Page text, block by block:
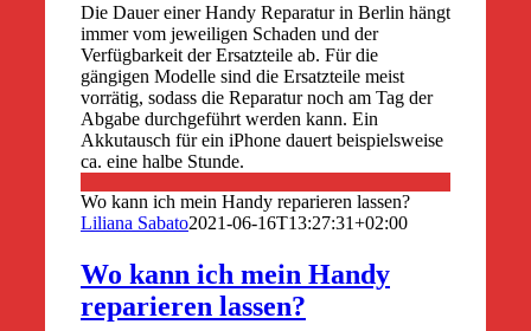
Die Dauer einer Handy Reparatur in Berlin hängt
immer vom jeweiligen Schaden und der
Verfügbarkeit der Ersatzteile ab. Für die
gängigen Modelle sind die Ersatzteile meist
vorrätig, sodass die Reparatur noch am Tag der
Abgabe durchgeführt werden kann. Ein
Akkutausch für ein iPhone dauert beispielsweise
ca. eine halbe Stunde.
Wo kann ich mein Handy reparieren lassen?
Liliana Sabato2021-06-16T13:27:31+02:00
Wo kann ich mein Handy
reparieren lassen?